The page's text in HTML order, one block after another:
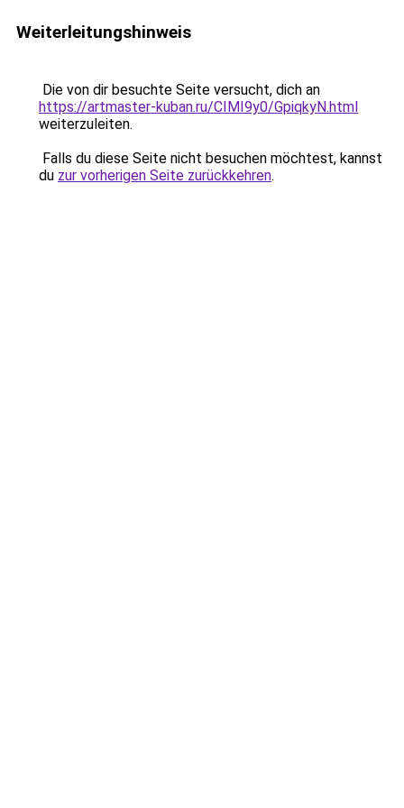
Weiterleitungshinweis
Die von dir besuchte Seite versucht, dich an
https://artmaster-kuban.ru/CIMI9y0/GpiqkyN.html
weiterzuleiten.
Falls du diese Seite nicht besuchen möchtest, kannst
du zur vorherigen Seite zurückkehren.